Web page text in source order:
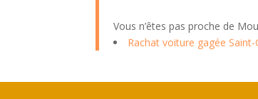
Vous n’êtes pas proche de
Rachat voiture gagée Saint-